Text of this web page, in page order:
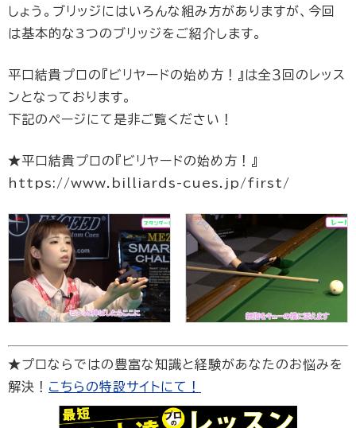
しょう。ブリッジにはいろんな組み方がありますが、今回
は基本的な3つのブリッジをご紹介します。
平口結貴プロの『ビリヤードの始め方！』は全３回のレッス
ンとなっております。
下記のページにて是非ご覧ください！
★平口結貴プロの『ビリヤードの始め方！』
https://www.billiards-cues.jp/first/
★プロならではの豊富な知識と経験があなたのお悩みを
解決！ こちらの特設サイトにて！